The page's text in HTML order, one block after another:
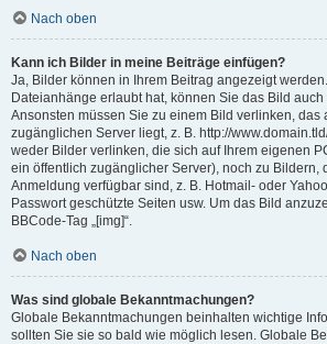
Nach oben
Kann ich Bilder in meine Beiträge einfügen?
Ja, Bilder können in Ihrem Beitrag angezeigt
Dateianhänge erlaubt hat, können Sie das Bild
Ansonsten müssen Sie zu einem Bild verlinken, das
zugänglichen Server liegt, z. B. http://
weder Bilder verlinken, die sich auf Ihrem eigenen
ein öffentlich zugänglicher Server), noch zu Bildern,
Anmeldung verfügbar sind, z. B. Hotmail- oder
Passwort geschützte Seiten usw. Um das Bild
BBCode-Tag „[img]“.
Nach oben
Was sind globale Bekanntmachungen?
Globale Bekanntmachungen beinhalten wichtige
sollten Sie sie so bald wie möglich lesen. Globale